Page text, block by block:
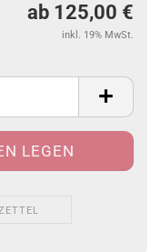
ab 125,00 €
inkl. 19% MwSt.